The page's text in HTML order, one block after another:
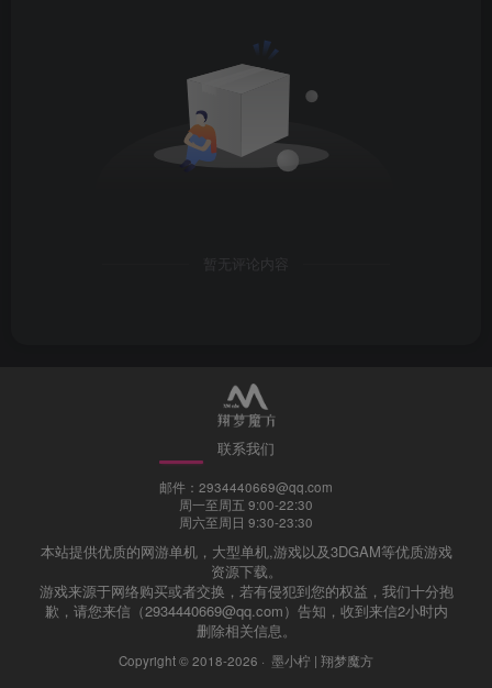
暂无评论内容
联系我们
邮件：2934440669@qq.com
周一至周五 9:00-22:30
周六至周日 9:30-23:30
本站提供优质的网游单机，大型单机,游戏以及3DGAM等优质游戏
资源下载。
游戏来源于网络购买或者交换，若有侵犯到您的权益，我们十分抱
歉，请您来信（2934440669@qq.com）告知，收到来信2小时内
删除相关信息。
Copyright © 2018-2026 · 墨小柠 | 翔梦魔方